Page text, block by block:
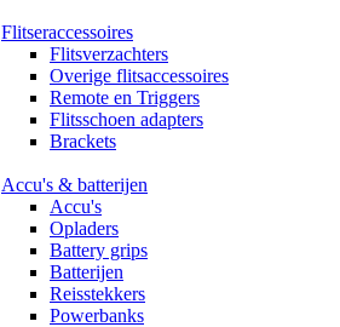
Flitseraccessoires
Flitsverzachters
Overige flitsaccessoires
Remote en Triggers
Flitsschoen adapters
Brackets
Accu's & batterijen
Accu's
Opladers
Battery grips
Batterijen
Reisstekkers
Powerbanks